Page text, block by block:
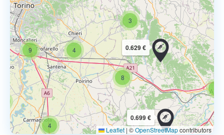
9
4
4
3
8
0.699 €
0.629 €
Leaflet | ©OpenStreetMapcontributors